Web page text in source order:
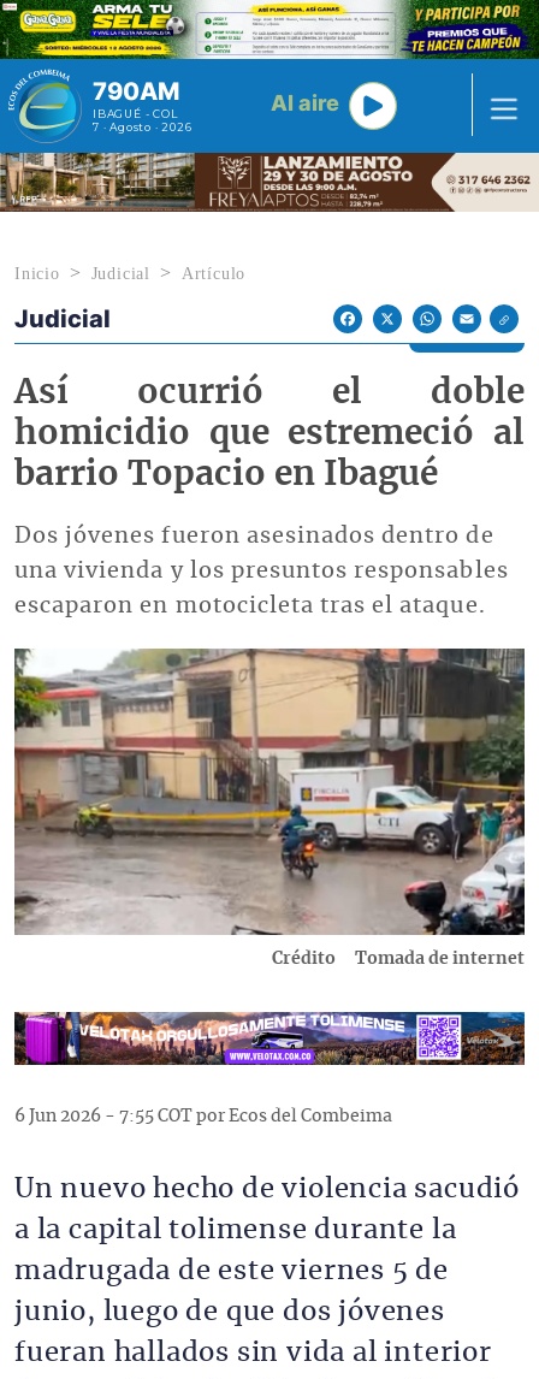
Pasar al contenido principal
790AM
IBAGUÉ - COL
7 · Agosto · 2026
Al aire
Inicio Judicial Artículo
Econoticias y Eventos
Judicial
FacebookX WhatsAppEmail
Así ocurrió el doble
homicidio que estremeció al
barrio Topacio en Ibagué
Dos jóvenes fueron asesinados dentro de
una vivienda y los presuntos responsables
escaparon en motocicleta tras el ataque.
Imagen
Crédito Tomada de internet
6 Jun 2026 - 7:55 COT por Ecos del Combeima
Un nuevo hecho de violencia sacudió
a la capital tolimense durante la
madrugada de este viernes 5 de
junio, luego de que dos jóvenes
fueran hallados sin vida al interior